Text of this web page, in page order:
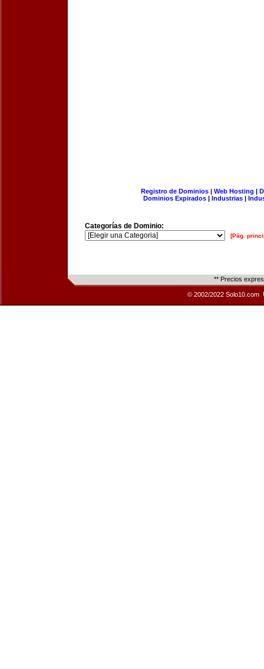
Registro de Dominios| Web Hosting |
Dominios Expirados | Industrias |
Categorías de Dominio:
[Pág.
** Precios
© 2002/2022 Solo10.com